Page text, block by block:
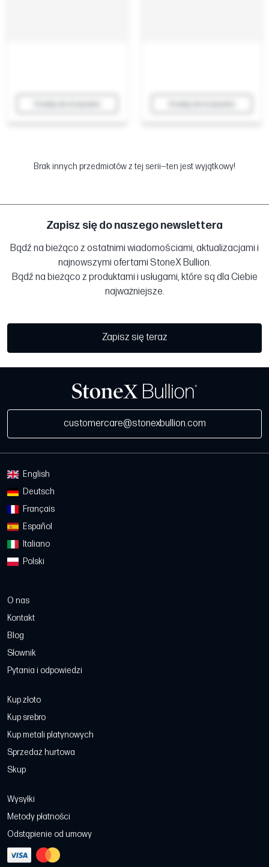
Brak innych przedmiotów z tej serii—ten jest wyjątkowy!
Zapisz się do naszego newslettera
Bądź na bieżąco z ostatnimi wiadomościami, aktualizacjami i
najnowszymi ofertami StoneX Bullion.
Bądź na bieżąco z produktami i usługami, które są dla Ciebie
najważniejsze.
Zapisz się teraz
customercare@stonexbullion.com
English
Deutsch
Français
Español
Italiano
Polski
O nas
Kontakt
Blog
Słownik
Pytania i odpowiedzi
Kup złoto
Kup srebro
Kup metali platynowych
Sprzedaż hurtowa
Skup
Wysyłki
Metody płatności
Odstąpienie od umowy